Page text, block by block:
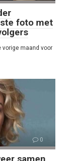
foto met
vorige maand voor
0
samen